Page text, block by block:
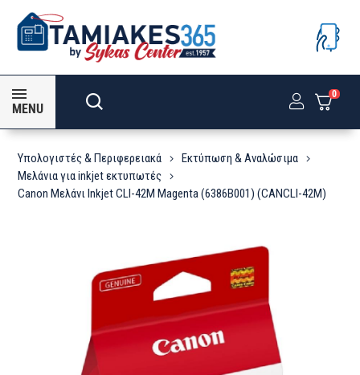
MENU
0
Υπολογιστές & Περιφερειακά
Εκτύπωση & Αναλώσιμα
Μελάνια για inkjet εκτυπωτές
Canon Μελάνι Inkjet CLI-42M Magenta (6386B001) (CANCLI-42M)